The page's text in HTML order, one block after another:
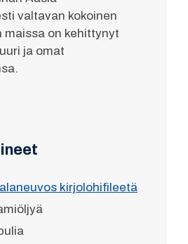
valtavan kokoinen
maissa on kehittynyt
ja omat
kirjolohifileetä